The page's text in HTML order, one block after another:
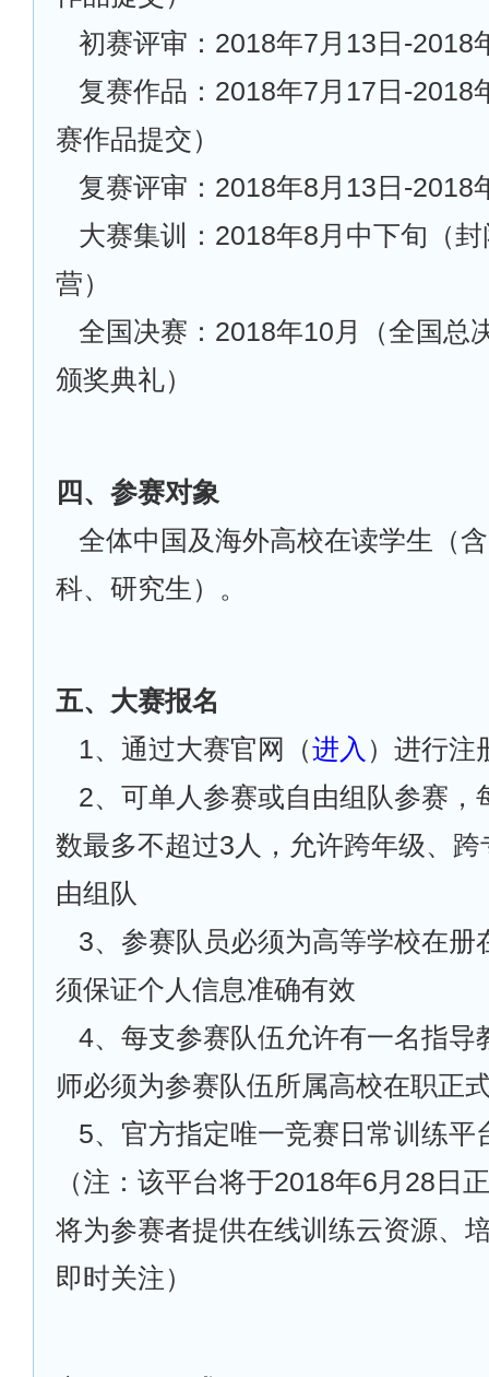
初赛评审：2018年7月13日-2018
复赛作品：2018年7月17日-2018
赛作品提交）
复赛评审：2018年8月13日-2018
大赛集训：2018年8月中下旬（
营）
全国决赛：2018年10月（全国总
颁奖典礼）
四、参赛对象
全体中国及海外高校在读学生（
科、研究生）。
五、大赛报名
1、通过大赛官网（进入 ）进行注
2、可单人参赛或自由组队参赛，
数最多不超过3人，允许跨年级、
由组队
3、参赛队员必须为高等学校在册
须保证个人信息准确有效
4、每支参赛队伍允许有一名指导
师必须为参赛队伍所属高校在职正
5、官方指定唯一竞赛日常训练平
（注：该平台将于2018年6月28日
将为参赛者提供在线训练云资源、
即时关注）